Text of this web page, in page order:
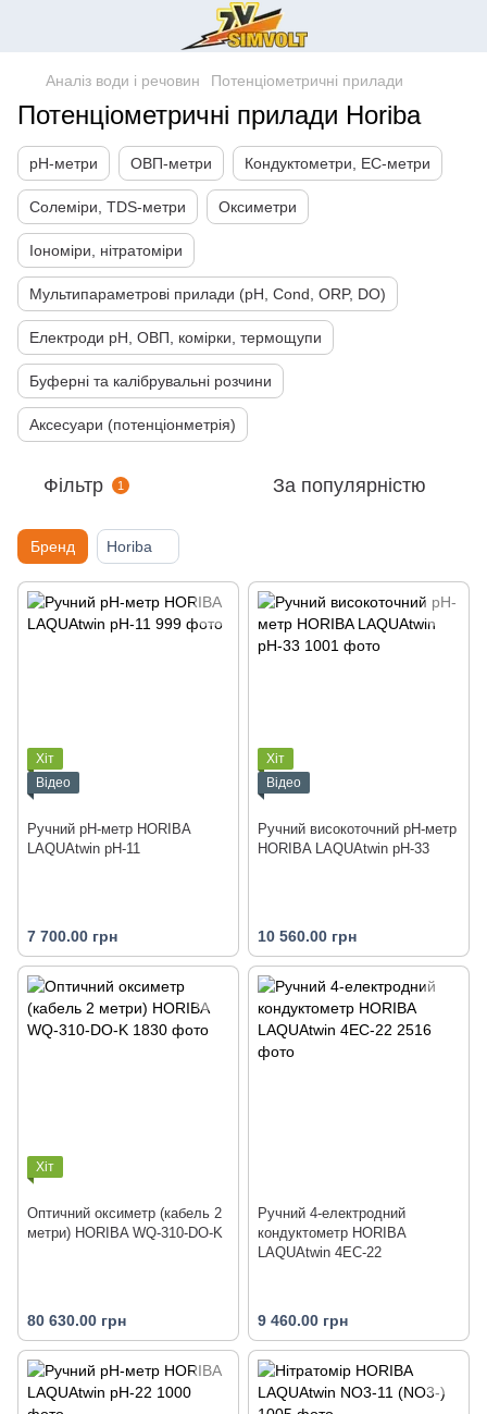
Аналіз води і речовин Потенціометричні прилади
Потенціометричні прилади Horiba
pH-метри ОВП-метри Кондуктометри, EC-метри
Солеміри, TDS-метри Оксиметри
Іономіри, нітратоміри
Мультипараметрові прилади (pH, Cond, ORP, DO)
Електроди pH, ОВП, комірки, термощупи
Буферні та калібрувальні розчини
Аксесуари (потенціонметрія)
Фільтр 1 За популярністю
Бренд Horiba
Хіт
Відео
Ручний рН-метр HORIBA
LAQUAtwin pH-11
7 700.00 грн
Хіт
Відео
Ручний високоточний рН-метр
HORIBA LAQUAtwin pH-33
10 560.00 грн
Хіт
Оптичний оксиметр (кабель 2
метри) HORIBA WQ-310-DO-K
80 630.00 грн
Ручний 4-електродний
кондуктометр HORIBA
LAQUAtwin 4EC-22
9 460.00 грн